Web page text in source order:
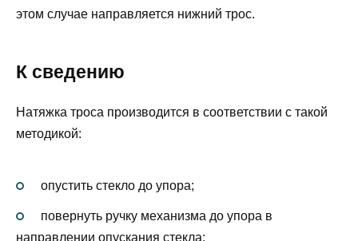
этом случае направляется нижний трос.
К сведению
Натяжка троса производится в соответствии с такой
методикой:
опустить стекло до упора;
повернуть ручку механизма до упора в
направлении опускания стекла;